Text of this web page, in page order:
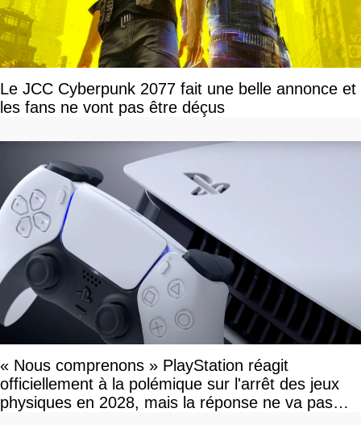
Le JCC Cyberpunk 2077 fait une belle annonce et
les fans ne vont pas être déçus
« Nous comprenons » PlayStation réagit
officiellement à la polémique sur l'arrêt des jeux
physiques en 2028, mais la réponse ne va pas